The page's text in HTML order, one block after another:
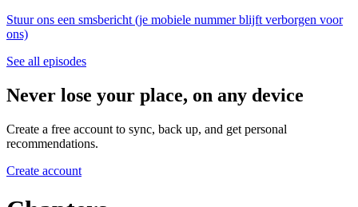
Stuur ons een smsbericht (je mobiele nummer blijft verborgen voor
ons)
See all episodes
Never lose your place, on any device
Create a free account to sync, back up, and get personal
recommendations.
Create account